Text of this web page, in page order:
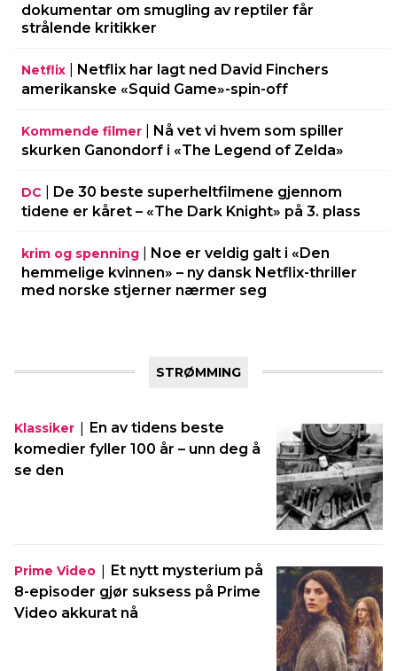
dokumentar om smugling av reptiler får
strålende kritikker
Netflix
Netflix har lagt ned David Finchers
amerikanske «Squid Game»-spin-off
Kommende filmer
Nå vet vi hvem som spiller
skurken Ganondorf i «The Legend of Zelda»
DC
De 30 beste superheltfilmene gjennom
tidene er kåret – «The Dark Knight» på 3. plass
krim og spenning
Noe er veldig galt i «Den
hemmelige kvinnen» – ny dansk Netflix-thriller
med norske stjerner nærmer seg
STRØMMING
Klassiker | En av tidens beste
komedier fyller 100 år – unn deg å
se den
Prime Video | Et nytt mysterium på
8-episoder gjør suksess på Prime
Video akkurat nå